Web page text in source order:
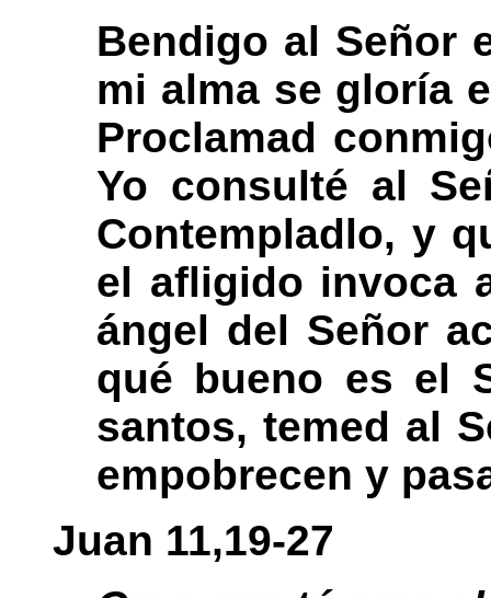
Bendigo al Señor
mi alma se gloría
Proclamad
Yo consulté al
Contempladlo, y
el afligido invoca
ángel del Señor
qué bueno es el
santos, temed al
empobrecen y
Juan 11,19-27